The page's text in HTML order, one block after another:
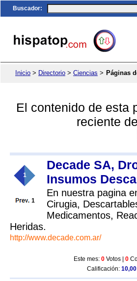
Buscador:
Inicio > Directorio > Ciencias > Páginas
El contenido de esta
reciente
1
1
Decade SA,
Insumos
En nuestra pagina
Cirugia,
Medicamentos,
Heridas.
http://www.decade.com.ar/
Este mes: 0 Votos | 0
Calificación: